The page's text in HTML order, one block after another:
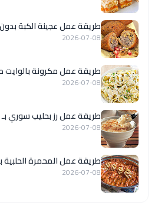
طريقة عمل عجينة الكبة
2026-07-08
طريقة عمل مكرونة
2026-07-08
طريقة عمل رز بحليب سوري بـ 5 مكونات
2026-07-08
طريقة عمل المحمرة الحلبية
2026-07-08